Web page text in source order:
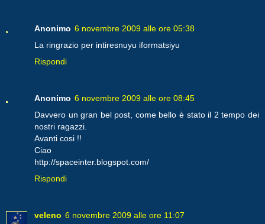
Anonimo 6 novembre 2009 alle ore 05:38
La ringrazio per intiresnuyu iformatsiyu
Rispondi
Anonimo 6 novembre 2009 alle ore 08:45
Davvero un gran bel post, come bello è stato il 2 tempo dei
nostri ragazzi.
Avanti cosi !!
Ciao
http://spaceinter.blogspot.com/
Rispondi
veleno 6 novembre 2009 alle ore 11:07